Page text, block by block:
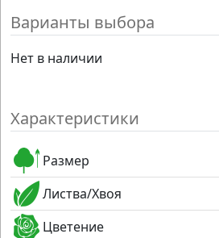
Варианты выбора
Нет в наличии
Характеристики
Размер
Листва/Хвоя
Цветение